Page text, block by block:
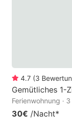
4.7 (3
Gemütliches 1-
Ferienwohnung ·
30€ /Nacht*